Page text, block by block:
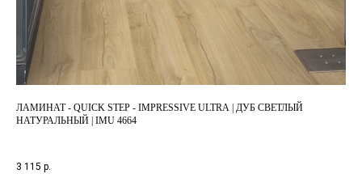
ЛАМИНАТ - QUICK STEP - IMPRESSIVE ULTRA | ДУБ СВЕТЛЫЙ
НАТУРАЛЬНЫЙ | IMU 4664
3 115 р.